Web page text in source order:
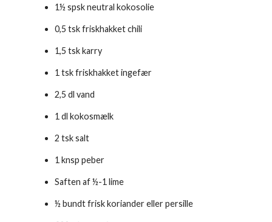
1½ spsk neutral kokosolie
0,5 tsk friskhakket chili
1,5 tsk karry
1 tsk friskhakket ingefær
2,5 dl vand
1 dl kokosmælk
2 tsk salt
1 knsp peber
Saften af ½-1 lime
½ bundt frisk koriander eller persille